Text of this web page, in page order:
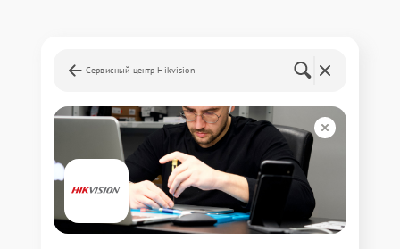
Сервисный центр Hikvision